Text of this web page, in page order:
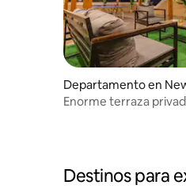
Departamento en
Enorme terraza
Destinos para